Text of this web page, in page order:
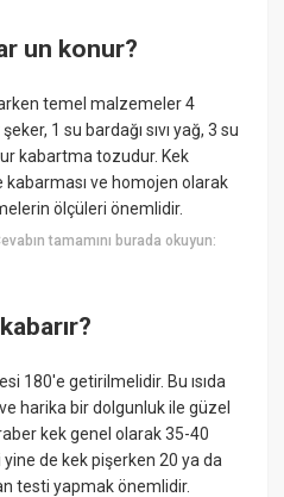
un konur?
temel malzemeler 4
1 su bardağı sıvı yağ, 3 su
kabartma tozudur. Kek
ve homojen olarak
ölçüleri önemlidir.
tamamını burada okuyun:
180'e getirilmelidir. Bu ısıda
harika bir dolgunluk ile güzel
kek genel olarak 35-40
de kek pişerken 20 ya da
testi yapmak önemlidir.